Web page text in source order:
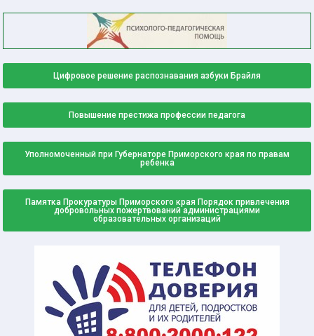
Цифровое решение распознавания азбуки Брайля
Повышение престижа профессии педагога
Уполномоченный при Губернаторе Приморского края по правам
ребенка
Памятка Прокуратуры Приморского края Порядок привлечения
добровольных пожертвований администрациями
образовательных организаций